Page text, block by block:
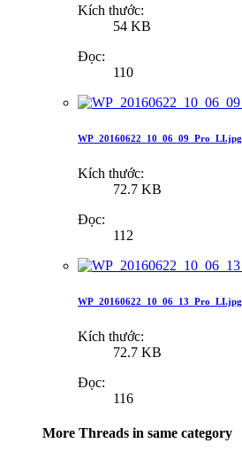
Kích thước:
54 KB
Đọc:
110
WP_20160622_10_06_09_Pro_LI.jpg
Kích thước:
72.7 KB
Đọc:
112
WP_20160622_10_06_13_Pro_LI.jpg
Kích thước:
72.7 KB
Đọc:
116
More Threads in same category